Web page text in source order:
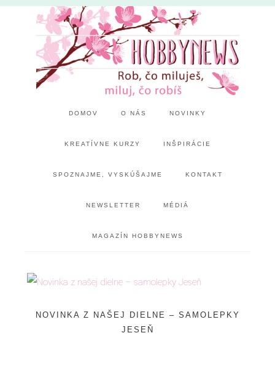
DOMOV O NÁS NOVINKY
KREATÍVNE KURZY INŠPIRÁCIE
SPOZNAJME, VYSKÚŠAJME KONTAKT
NEWSLETTER MÉDIÁ
MAGAZÍN HOBBYNEWS
NOVINKA Z NAŠEJ DIELNE – SAMOLEPKY
JESEŇ